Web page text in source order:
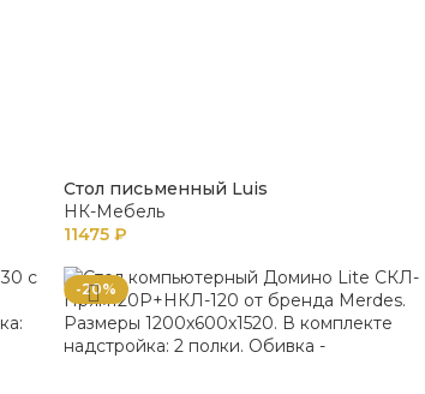
Стол письменный Luis
НК-Мебель
11475₽
-20%